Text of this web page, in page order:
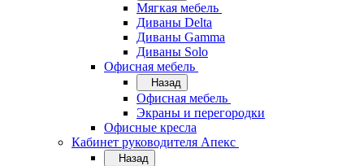
Мягкая мебель
Диваны Delta
Диваны Gamma
Диваны Solo
Офисная мебель
Назад
Офисная мебель
Экраны и перегородки
Офисные кресла
Кабинет руководителя Апекс
Назад